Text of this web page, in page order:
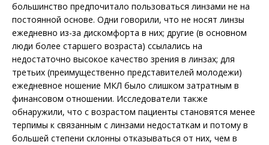
большинство предпочитало пользоваться линзами не на
постоянной основе. Одни говорили, что не носят линзы
ежедневно из-за дискомфорта в них; другие (в основном
люди более старшего возраста) ссылались на
недостаточно высокое качество зрения в линзах; для
третьих (преимущественно представителей молодежи)
ежедневное ношение МКЛ было слишком затратным в
финансовом отношении. Исследователи также
обнаружили, что с возрастом пациенты становятся менее
терпимы к связанным с линзами недостаткам и потому в
большей степени склонны отказываться от них, чем в